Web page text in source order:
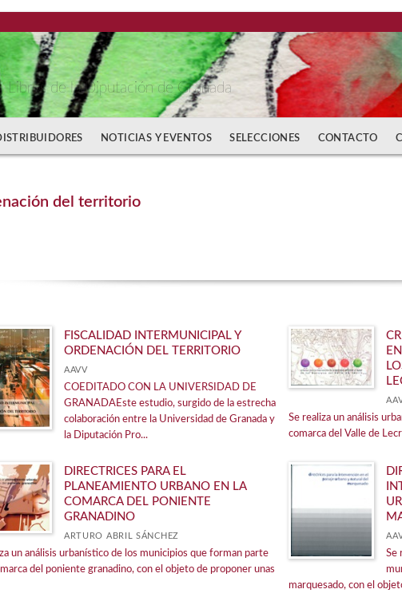
Libros de la Diputación de Granada
NOTICIAS Y EVENTOS SELECCIONES CONTACTO
del territorio
FISCALIDAD INTERMUNICIPAL Y
ORDENACIÓN DEL TERRITORIO
AAVV
COEDITADO CON LA UNIVERSIDAD DE
GRANADAEste estudio, surgido de la estrecha
colaboración entre la Universidad de Granada y
la Diputación Pro...
Se realiza un análisis
comarca del Valle de
DIRECTRICES PARA EL
PLANEAMIENTO URBANO EN LA
COMARCA DEL PONIENTE
GRANADINO
ARTURO ABRIL SÁNCHEZ
un análisis urbanístico de los municipios que forman parte
del poniente granadino, con el objeto de proponer unas
Se
marquesado, con el